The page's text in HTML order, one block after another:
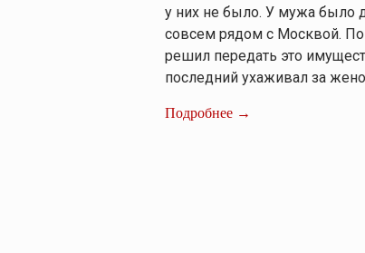
у них не было. У мужа было
совсем рядом с Москвой. По
решил передать это
последний ухаживал за
Подробнее →